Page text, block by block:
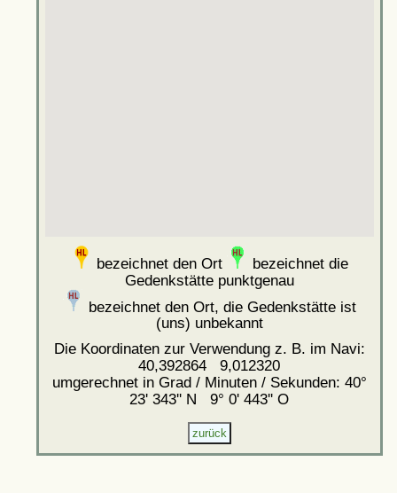
bezeichnet den Ort
bezeichnet die
Gedenkstätte punktgenau
bezeichnet den Ort, die Gedenkstätte ist
(uns) unbekannt
Die Koordinaten zur Verwendung z. B. im Navi:
40,392864 9,012320
umgerechnet in Grad / Minuten / Sekunden: 40°
23' 343'' N 9° 0' 443'' O